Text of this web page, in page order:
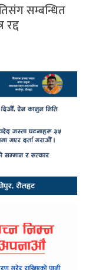
सम्बन्धित
रद्द